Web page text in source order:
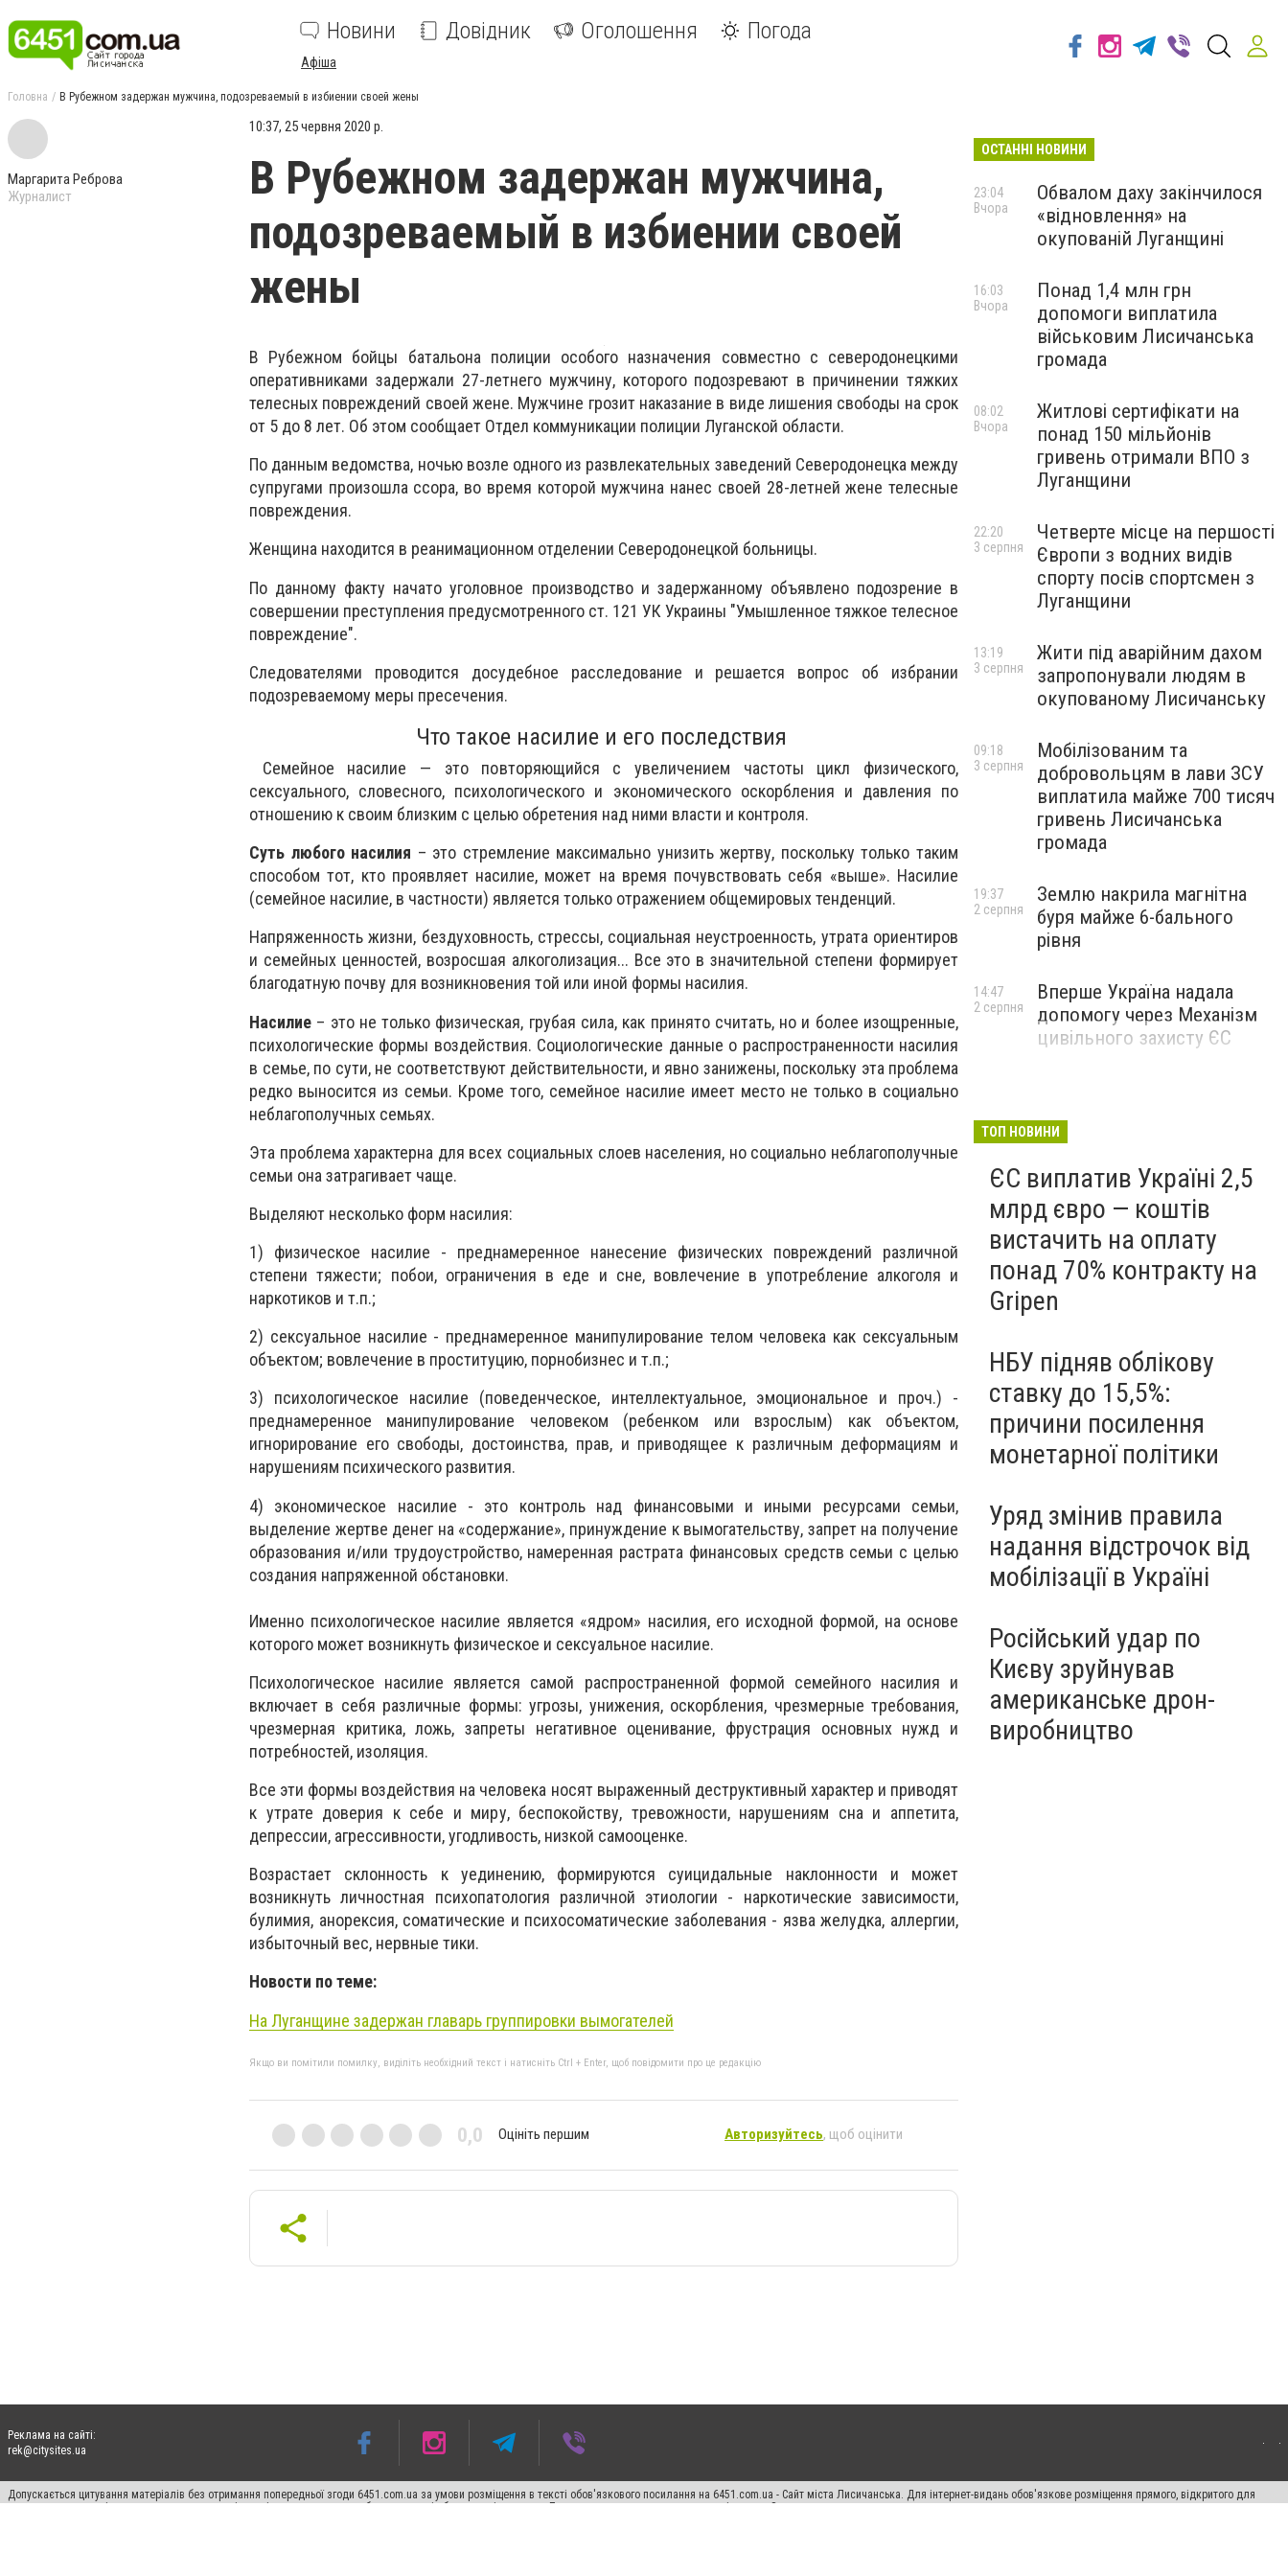
Новини Довідник Оголошення Погода
Афіша
Головна В Рубежном задержан мужчина, подозреваемый в избиении своей жены
Маргарита Реброва
Журналист
10:37, 25 червня 2020 р.
В Рубежном задержан мужчина,
подозреваемый в избиении своей
жены
В Рубежном бойцы батальона полиции особого назначения совместно с северодонецкими
оперативниками задержали 27-летнего мужчину, которого подозревают в причинении тяжких
телесных повреждений своей жене. Мужчине грозит наказание в виде лишения свободы на срок
от 5 до 8 лет. Об этом сообщает Отдел коммуникации полиции Луганской области.
По данным ведомства, ночью возле одного из развлекательных заведений Северодонецка между
супругами произошла ссора, во время которой мужчина нанес своей 28-летней жене телесные
повреждения.
Женщина находится в реанимационном отделении Северодонецкой больницы.
По данному факту начато уголовное производство и задержанному объявлено подозрение в
совершении преступления предусмотренного ст. 121 УК Украины "Умышленное тяжкое телесное
повреждение".
Следователями проводится досудебное расследование и решается вопрос об избрании
подозреваемому меры пресечения.
Что такое насилие и его последствия
Семейное насилие — это повторяющийся с увеличением частоты цикл физического,
сексуального, словесного, психологического и экономического оскорбления и давления по
отношению к своим близким с целью обретения над ними власти и контроля.
Суть любого насилия – это стремление максимально унизить жертву, поскольку только таким
способом тот, кто проявляет насилие, может на время почувствовать себя «выше». Насилие
(семейное насилие, в частности) является только отражением общемировых тенденций.
Напряженность жизни, бездуховность, стрессы, социальная неустроенность, утрата ориентиров
и семейных ценностей, возросшая алкоголизация... Все это в значительной степени формирует
благодатную почву для возникновения той или иной формы насилия.
Насилие – это не только физическая, грубая сила, как принято считать, но и более изощренные,
психологические формы воздействия. Социологические данные о распространенности насилия
в семье, по сути, не соответствуют действительности, и явно занижены, поскольку эта проблема
редко выносится из семьи. Кроме того, семейное насилие имеет место не только в социально
неблагополучных семьях.
Эта проблема характерна для всех социальных слоев населения, но социально неблагополучные
семьи она затрагивает чаще.
Выделяют несколько форм насилия:
1) физическое насилие - преднамеренное нанесение физических повреждений различной
степени тяжести; побои, ограничения в еде и сне, вовлечение в употребление алкоголя и
наркотиков и т.п.;
2) сексуальное насилие - преднамеренное манипулирование телом человека как сексуальным
объектом; вовлечение в проституцию, порнобизнес и т.п.;
3) психологическое насилие (поведенческое, интеллектуальное, эмоциональное и проч.) -
преднамеренное манипулирование человеком (ребенком или взрослым) как объектом,
игнорирование его свободы, достоинства, прав, и приводящее к различным деформациям и
нарушениям психического развития.
4) экономическое насилие - это контроль над финансовыми и иными ресурсами семьи,
выделение жертве денег на «содержание», принуждение к вымогательству, запрет на получение
образования и/или трудоустройство, намеренная растрата финансовых средств семьи с целью
создания напряженной обстановки.
Именно психологическое насилие является «ядром» насилия, его исходной формой, на основе
которого может возникнуть физическое и сексуальное насилие.
Психологическое насилие является самой распространенной формой семейного насилия и
включает в себя различные формы: угрозы, унижения, оскорбления, чрезмерные требования,
чрезмерная критика, ложь, запреты негативное оценивание, фрустрация основных нужд и
потребностей, изоляция.
Все эти формы воздействия на человека носят выраженный деструктивный характер и приводят
к утрате доверия к себе и миру, беспокойству, тревожности, нарушениям сна и аппетита,
депрессии, агрессивности, угодливость, низкой самооценке.
Возрастает склонность к уединению, формируются суицидальные наклонности и может
возникнуть личностная психопатология различной этиологии - наркотические зависимости,
булимия, анорексия, соматические и психосоматические заболевания - язва желудка, аллергии,
избыточный вес, нервные тики.
Новости по теме:
На Луганщине задержан главарь группировки вымогателей
Якщо ви помітили помилку, виділіть необхідний текст і натисніть Ctrl + Enter, щоб повідомити про це редакцію
0,0 Оцініть першим Авторизуйтесь, щоб оцінити
ОСТАННІ НОВИНИ
Обвалом даху закінчилося
«відновлення» на
окупованій Луганщині
23:04
Вчора
Понад 1,4 млн грн
допомоги виплатила
військовим Лисичанська
громада
16:03
Вчора
Житлові сертифікати на
понад 150 мільйонів
гривень отримали ВПО з
Луганщини
08:02
Вчора
Четверте місце на першості
Європи з водних видів
спорту посів спортсмен з
Луганщини
22:20
3 серпня
Жити під аварійним дахом
запропонували людям в
окупованому Лисичанську
13:19
3 серпня
Мобілізованим та
добровольцям в лави ЗСУ
виплатила майже 700 тисяч
гривень Лисичанська
громада
09:18
3 серпня
Землю накрила магнітна
буря майже 6-бального
рівня
19:37
2 серпня
Вперше Україна надала
допомогу через Механізм
цивільного захисту ЄС
14:47
2 серпня
ТОП НОВИНИ
ЄС виплатив Україні 2,5
млрд євро — коштів
вистачить на оплату
понад 70% контракту на
Gripen
НБУ підняв облікову
ставку до 15,5%:
причини посилення
монетарної політики
Уряд змінив правила
надання відстрочок від
мобілізації в Україні
Російський удар по
Києву зруйнував
американське дрон-
виробництво
Реклама на сайті:
rek@citysites.ua
Допускається цитування матеріалів без отримання попередньої згоди 6451.com.ua за умови розміщення в тексті обов'язкового посилання на 6451.com.ua - Сайт міста Лисичанська. Для інтернет-видань обов'язкове розміщення прямого, відкритого для
пошукових систем гіперпосилання на цитовані статті не нижче другого абзацу в тексті або в якості джерела. Порушення виняткових прав переслідується Законом.